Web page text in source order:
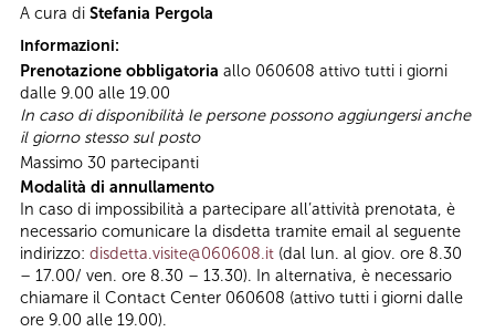
A cura di Stefania Pergola
Informazioni:
Prenotazione obbligatoria allo 060608 attivo tutti i giorni
dalle 9.00 alle 19.00
In caso di disponibilità le persone possono aggiungersi anche
il giorno stesso sul posto
Massimo 30 partecipanti
Modalità di annullamento
In caso di impossibilità a partecipare all’attività prenotata, è
necessario comunicare la disdetta tramite email al seguente
indirizzo: disdetta.visite@060608.it (dal lun. al giov. ore 8.30
– 17.00/ ven. ore 8.30 – 13.30). In alternativa, è necessario
chiamare il Contact Center 060608 (attivo tutti i giorni dalle
ore 9.00 alle 19.00).